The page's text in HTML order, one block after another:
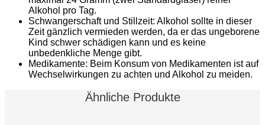
Alkohol pro Tag.
Schwangerschaft und Stillzeit: Alkohol sollte in dieser
Zeit gänzlich vermieden werden, da er das ungeborene
Kind schwer schädigen kann und es keine
unbedenkliche Menge gibt.
Medikamente: Beim Konsum von Medikamenten ist auf
Wechselwirkungen zu achten und Alkohol zu meiden.
Ähnliche Produkte